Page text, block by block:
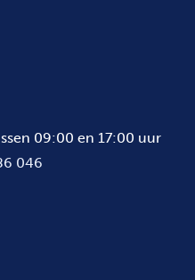
09:00 en 17:00 uur
046